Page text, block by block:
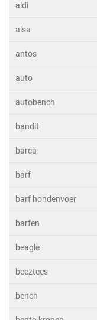
aldi
alsa
antos
auto
autobench
bandit
barca
barf
barf hondenvoer
barfen
beagle
beeztees
bench